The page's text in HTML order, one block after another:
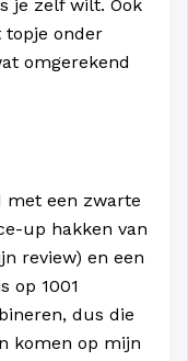
je zelf wilt. Ook
onder
omgerekend
met een zwarte
up hakken van
review) en een
op 1001
dus die
komen op mijn